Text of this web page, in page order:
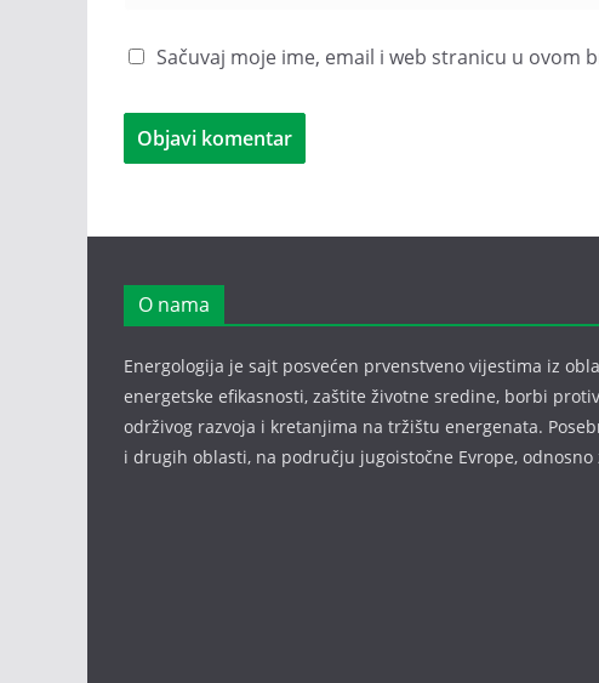
Sačuvaj moje ime, email i web stranicu u ovom
O nama
Energologija je sajt posvećen prvenstveno vijestima iz
energetske efikasnosti, zaštite životne sredine, borbi
održivog razvoja i kretanjima na tržištu energenata.
i drugih oblasti, na području jugoistočne Evrope, odnosno